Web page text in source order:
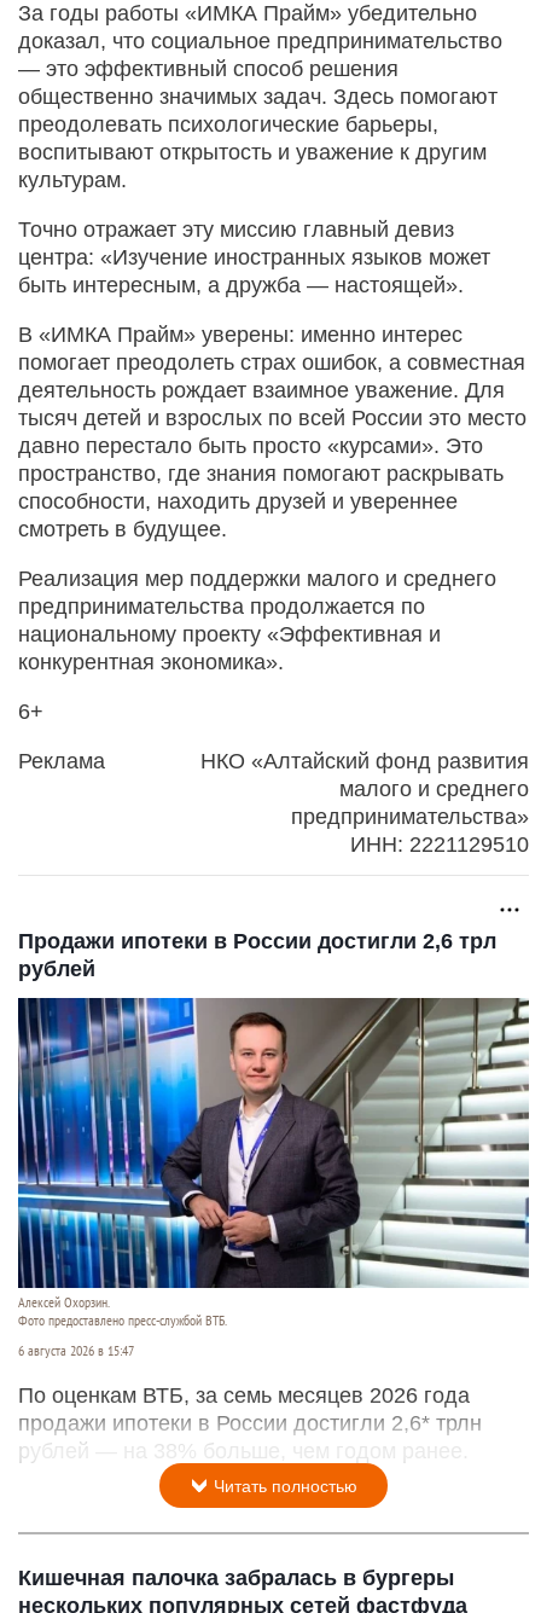
За годы работы «ИМКА Прайм» убедительно
доказал, что социальное предпринимательство
— это эффективный способ решения
общественно значимых задач. Здесь помогают
преодолевать психологические барьеры,
воспитывают открытость и уважение к другим
культурам.
Точно отражает эту миссию главный девиз
центра: «Изучение иностранных языков может
быть интересным, а дружба — настоящей».
В «ИМКА Прайм» уверены: именно интерес
помогает преодолеть страх ошибок, а совместная
деятельность рождает взаимное уважение. Для
тысяч детей и взрослых по всей России это место
давно перестало быть просто «курсами». Это
пространство, где знания помогают раскрывать
способности, находить друзей и увереннее
смотреть в будущее.
Реализация мер поддержки малого и среднего
предпринимательства продолжается по
национальному проекту «Эффективная и
конкурентная экономика».
6+
Реклама
НКО «Алтайский фонд развития
малого и среднего
предпринимательства»
ИНН: 2221129510
Продажи ипотеки в России достигли 2,6 трл
рублей
Алексей Охорзин.
Фото предоставлено пресс-службой ВТБ.
6 августа 2026 в 15:47
По оценкам ВТБ, за семь месяцев 2026 года
продажи ипотеки в России достигли 2,6* трлн
рублей — на 38% больше, чем годом ранее.
Читать полностью
Кишечная палочка забралась в бургеры
нескольких популярных сетей фастфуда